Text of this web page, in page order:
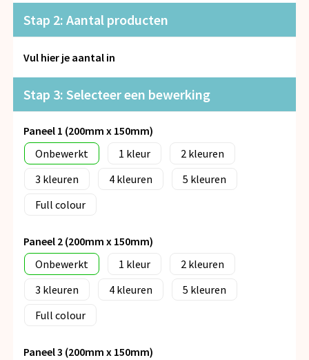
Stap 2: Aantal producten
Vul hier je aantal in
Stap 3: Selecteer een bewerking
Paneel 1 (200mm x 150mm)
Onbewerkt
1
2
3
4
5
Full colour
Paneel 2 (200mm x 150mm)
Onbewerkt
1
2
3
4
5
Full colour
Paneel 3 (200mm x 150mm)